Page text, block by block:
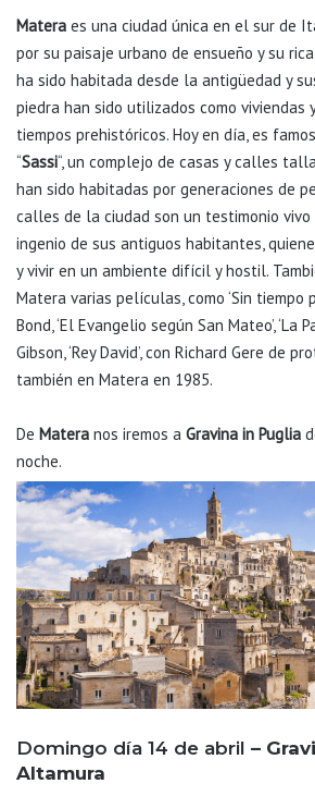
Matera es una ciudad única en el sur de
por su paisaje urbano de ensueño y su
ha sido habitada desde la antigüedad y
piedra han sido utilizados como viviendas
tiempos prehistóricos. Hoy en día, es
“Sassi“, un complejo de casas y calles
han sido habitadas por generaciones de
calles de la ciudad son un testimonio
ingenio de sus antiguos habitantes,
y vivir en un ambiente difícil y hostil.
Matera varias películas, como ‘Sin tiempo
Bond,‘El Evangelio según San Mateo’, ‘La
Gibson, ‘Rey David’, con Richard Gere de
también en Matera en 1985.
De Matera nos iremos a Gravina in Puglia
noche.
Domingo día 14 de abril –
Altamura